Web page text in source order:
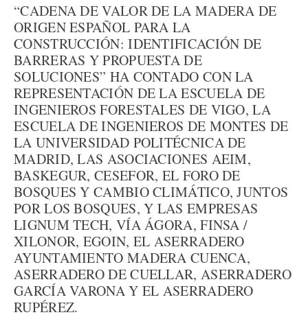
“CADENA DE VALOR DE LA MADERA DE
ORIGEN ESPAÑOL PARA LA
CONSTRUCCIÓN: IDENTIFICACIÓN DE
BARRERAS Y PROPUESTA DE
SOLUCIONES” HA CONTADO CON LA
REPRESENTACIÓN DE LA ESCUELA DE
INGENIEROS FORESTALES DE VIGO, LA
ESCUELA DE INGENIEROS DE MONTES DE
LA UNIVERSIDAD POLITÉCNICA DE
MADRID, LAS ASOCIACIONES AEIM,
BASKEGUR, CESEFOR, EL FORO DE
BOSQUES Y CAMBIO CLIMÁTICO, JUNTOS
POR LOS BOSQUES, Y LAS EMPRESAS
LIGNUM TECH, VÍA ÁGORA, FINSA /
XILONOR, EGOIN, EL ASERRADERO
AYUNTAMIENTO MADERA CUENCA,
ASERRADERO DE CUELLAR, ASERRADERO
GARCÍA VARONA Y EL ASERRADERO
RUPÉREZ.